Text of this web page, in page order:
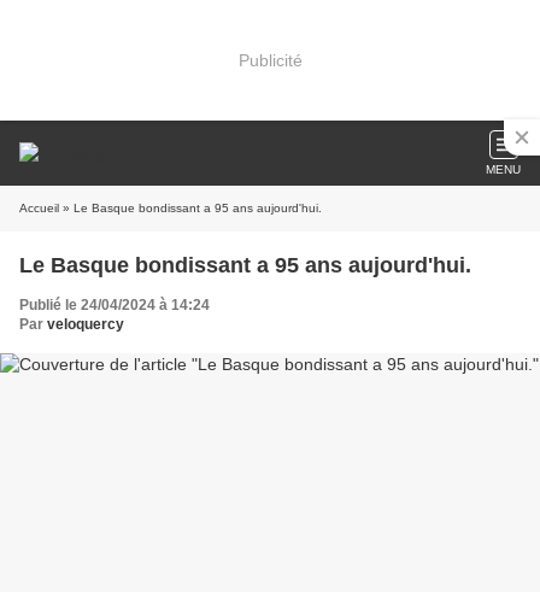
Publicité
MENU
Accueil » Le Basque bondissant a 95 ans aujourd'hui.
Le Basque bondissant a 95 ans aujourd'hui.
Publié le 24/04/2024 à 14:24
Par veloquercy